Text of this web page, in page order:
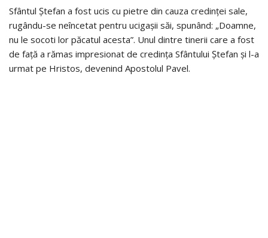
Sfântul Ștefan a fost ucis cu pietre din cauza credinței sale,
rugându-se neîncetat pentru ucigașii săi, spunând: „Doamne,
nu le socoti lor păcatul acesta”. Unul dintre tinerii care a fost
de față a rămas impresionat de credința Sfântului Ștefan și l-a
urmat pe Hristos, devenind Apostolul Pavel.